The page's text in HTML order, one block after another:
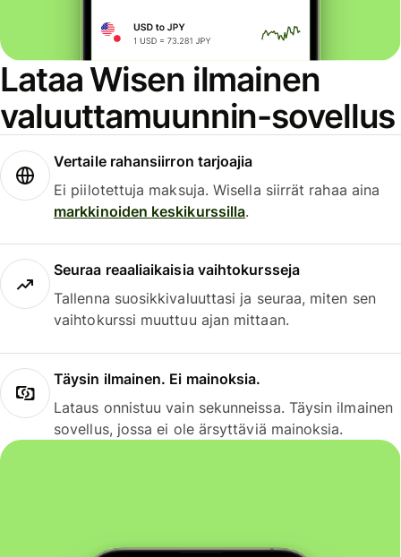
Lataa Wisen ilmainen
valuuttamuunnin-sovellus
Vertaile rahansiirron tarjoajia
Ei piilotettuja maksuja. Wisella siirrät rahaa aina
markkinoiden keskikurssilla.
Seuraa reaaliaikaisia vaihtokursseja
Tallenna suosikkivaluuttasi ja seuraa, miten sen
vaihtokurssi muuttuu ajan mittaan.
Täysin ilmainen. Ei mainoksia.
Lataus onnistuu vain sekunneissa. Täysin ilmainen
sovellus, jossa ei ole ärsyttäviä mainoksia.